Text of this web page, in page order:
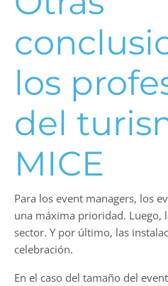
los
del
MICE
Para los event managers, los
una máxima prioridad. Luego,
sector. Y por último, las
celebración.
En el caso del tamaño del